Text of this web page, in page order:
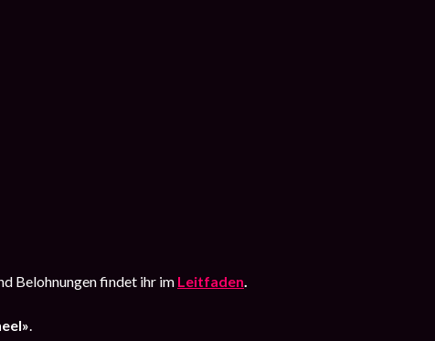
Belohnungen findet ihr im Leitfaden.
.